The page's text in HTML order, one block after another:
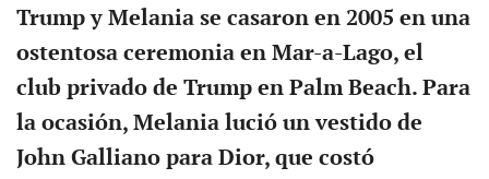
Trump y Melania se casaron en 2005 en una
ostentosa ceremonia en Mar-a-Lago, el
club privado de Trump en Palm Beach. Para
la ocasión, Melania lució un vestido de
John Galliano para Dior, que costó